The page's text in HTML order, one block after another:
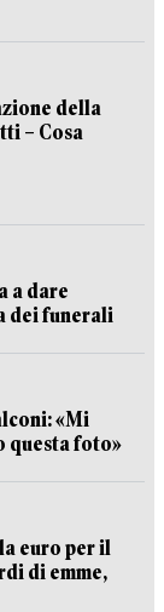
della
– Cosa
a dare
dei funerali
«Mi
questa foto»
euro per il
di emme,